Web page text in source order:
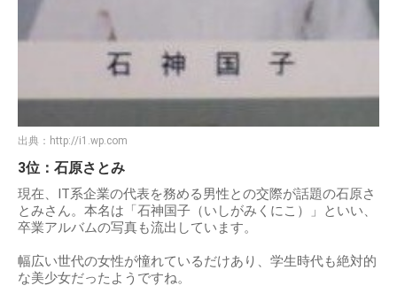
出典： http://i1.wp.com
3位：石原さとみ
現在、IT系企業の代表を務める男性との交際が話題の石原さ
とみさん。本名は「石神国子（いしがみくにこ）」といい、
卒業アルバムの写真も流出しています。
幅広い世代の女性が憧れているだけあり、学生時代も絶対的
な美少女だったようですね。